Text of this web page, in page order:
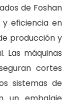
de Foshan
y eficiencia en
producción y
Las máquinas
cortes
sistemas de